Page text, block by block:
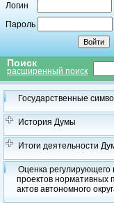
Логин
Пароль
Поиск
расширенный поиск
Государственные
История Думы
Итоги деятельности
Оценка регулирующего
проектов нормативных
актов автономного